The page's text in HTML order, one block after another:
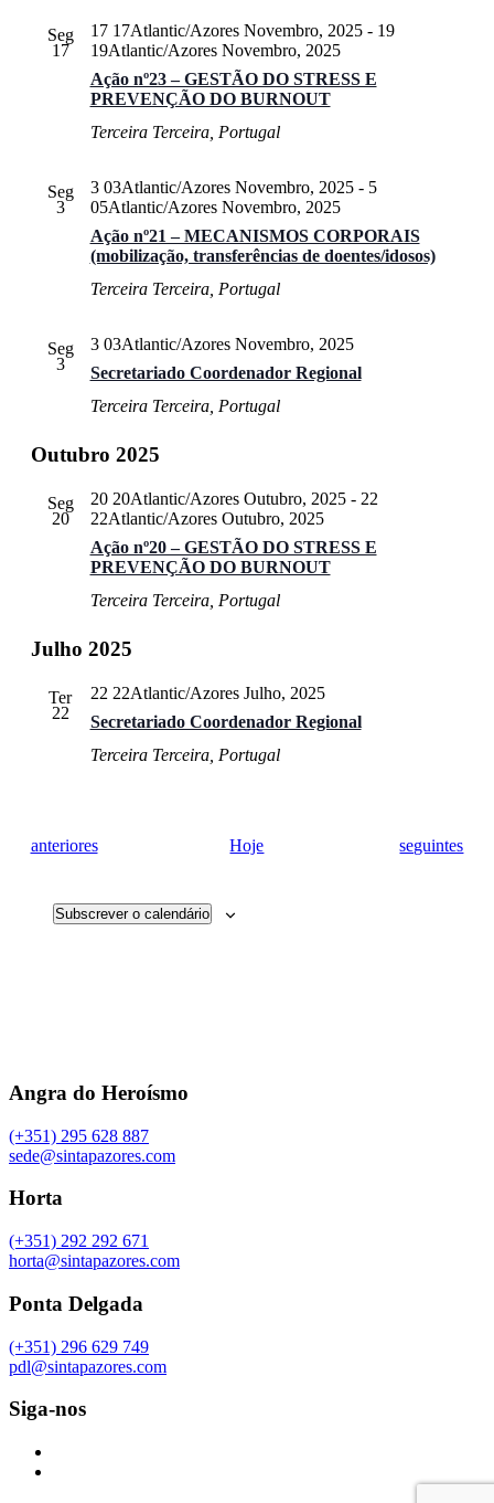
Seg
17
Ação nº23 – GESTÃO DO STRESS E
PREVENÇÃO DO BURNOUT
17 17Atlantic/Azores Novembro, 2025- 19
19Atlantic/Azores Novembro, 2025
Terceira Terceira, Portugal
Seg
3
Ação nº21 – MECANISMOS CORPORAIS
(mobilização, transferências de doentes/idosos)
3 03Atlantic/Azores Novembro, 2025- 5
05Atlantic/Azores Novembro, 2025
Terceira Terceira, Portugal
Seg
3
Secretariado Coordenador Regional
3 03Atlantic/Azores Novembro, 2025
Terceira Terceira, Portugal
Outubro 2025
Seg
20
Ação nº20 – GESTÃO DO STRESS E
PREVENÇÃO DO BURNOUT
20 20Atlantic/Azores Outubro, 2025- 22
22Atlantic/Azores Outubro, 2025
Terceira Terceira, Portugal
Julho 2025
Ter
22
Secretariado Coordenador Regional
22 22Atlantic/Azores Julho, 2025
Terceira Terceira, Portugal
Eventos
anteriores Hoje Eventos
seguintes
Subscrever o calendário
Angra do Heroísmo
(+351) 295 628 887
sede@sintapazores.com
Horta
(+351) 292 292 671
horta@sintapazores.com
Ponta Delgada
(+351) 296 629 749
pdl@sintapazores.com
Siga-nos